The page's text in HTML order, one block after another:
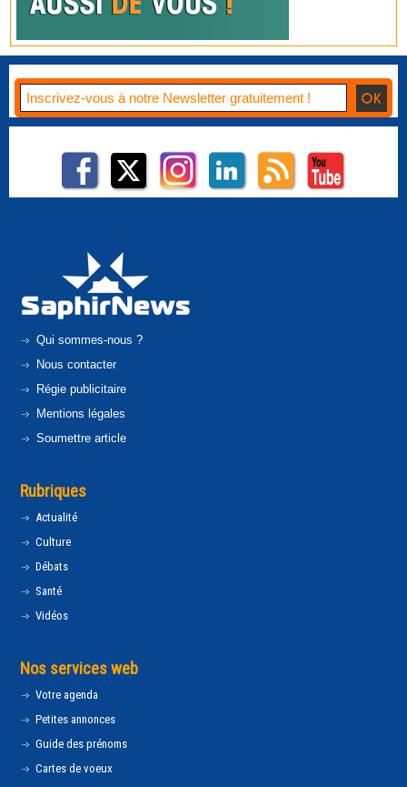
Qui sommes-nous ?
Nous contacter
Régie publicitaire
Mentions légales
Soumettre article
Rubriques
Actualité
Culture
Débats
Santé
Vidéos
Nos services web
Votre agenda
Petites annonces
Guide des prénoms
Cartes de voeux